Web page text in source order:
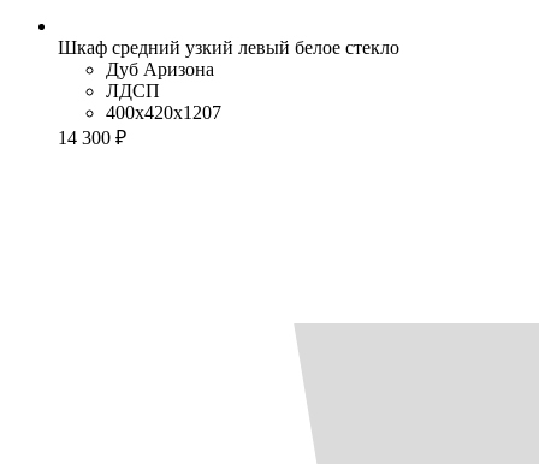
Шкаф средний узкий левый белое стекло
Дуб Аризона
ЛДСП
400x420x1207
14 300 ₽